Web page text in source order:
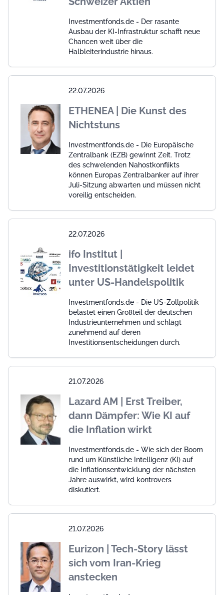
Investmentfonds.de - Der rasante
Ausbau der KI-Infrastruktur schafft neue
Chancen weit über die
Halbleiterindustrie hinaus.
22.07.2026
ETHENEA | Die Kunst des
Nichtstuns
Investmentfonds.de - Die Europäische
Zentralbank (EZB) gewinnt Zeit. Trotz
des schwelenden Nahostkonflikts
können Europas Zentralbanker auf ihrer
Juli-Sitzung abwarten und müssen nicht
voreilig entscheiden.
22.07.2026
ifo Institut |
Investitionstätigkeit leidet
unter US-Handelspolitik
Investmentfonds.de - Die US-Zollpolitik
belastet einen Großteil der deutschen
Industrieunternehmen und schlägt
zunehmend auf deren
Investitionsentscheidungen durch.
21.07.2026
Lazard AM | Erst Treiber,
dann Dämpfer: Wie KI auf
die Inflation wirkt
Investmentfonds.de - Wie sich der Boom
rund um Künstliche Intelligenz (KI) auf
die Inflationsentwicklung der nächsten
Jahre auswirkt, wird kontrovers
diskutiert.
21.07.2026
Eurizon | Tech-Story lässt
sich vom Iran-Krieg
anstecken